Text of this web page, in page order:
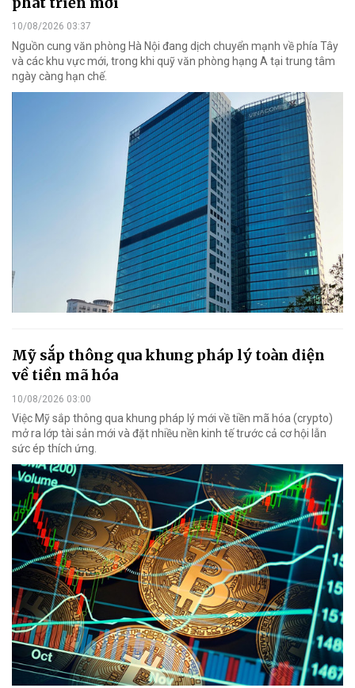
10/08/2026 03:37
Nguồn cung văn phòng Hà Nội đang dịch chuyển mạnh về phía Tây
và các khu vực mới, trong khi quỹ văn phòng hạng A tại trung tâm
ngày càng hạn chế.
Mỹ sắp thông qua khung pháp lý toàn diện
về tiền mã hóa
10/08/2026 03:00
Việc Mỹ sắp thông qua khung pháp lý mới về tiền mã hóa (crypto)
mở ra lớp tài sản mới và đặt nhiều nền kinh tế trước cả cơ hội lẫn
sức ép thích ứng.